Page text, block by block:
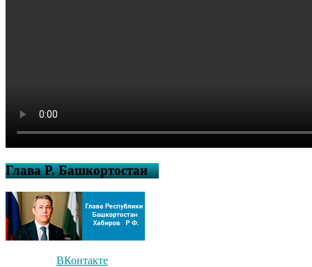
Глава Р. Башкортостан
ВКонтакте